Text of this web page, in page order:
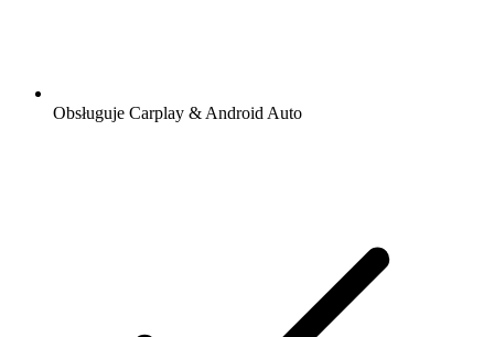
Obsługuje Carplay & Android Auto